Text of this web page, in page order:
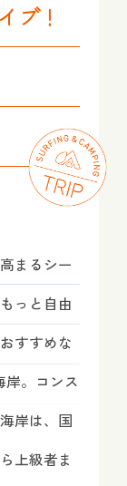
ブ！
まるシー
っと自由
すすめな
岸。コンス
岸は、国
上級者ま